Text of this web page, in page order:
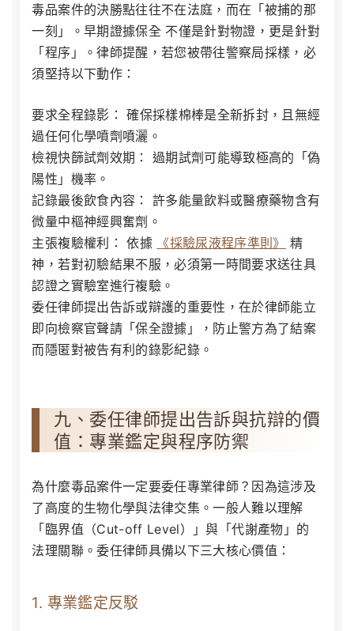
毒品案件的決勝點往往不在法庭，而在「被捕的那
一刻」。 早期證據保全 不僅是針對物證，更是針對
「程序」。律師提醒，若您被帶往警察局採樣，必
須堅持以下動作：
要求全程錄影： 確保採樣棉棒是全新拆封，且無經
過任何化學噴劑噴灑。
檢視快篩試劑效期：
過期試劑可能導致極高的「偽
陽性」機率。
記錄最後飲食內容：
許多能量飲料或醫療藥物含有
微量中樞神經興奮劑。
主張複驗權利： 依據 《採驗尿液程序準則》
精
神，若對初驗結果不服，必須第一時間要求送往具
認證之實驗室進行複驗。
委任律師提出告訴或辯護的重要性，在於律師能立
即向檢察官聲請「保全證據」，防止警方為了結案
而隱匿對被告有利的錄影紀錄。
九、委任律師提出告訴與抗辯的價
值：專業鑑定與程序防禦
為什麼毒品案件一定要委任專業律師？因為這涉及
了高度的生物化學與法律交集。一般人難以理解
「臨界值（Cut-off Level）」與「代謝產物」的
法理關聯。委任律師具備以下三大核心價值：
1. 專業鑑定反駁